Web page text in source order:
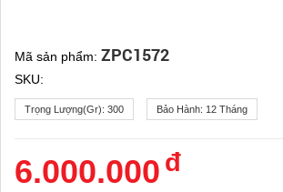
Mã sản phẩm: ZPC1572
SKU:
Trọng Lượng(gr): 300 Bảo Hành: 12 Tháng
6.000.000 đ